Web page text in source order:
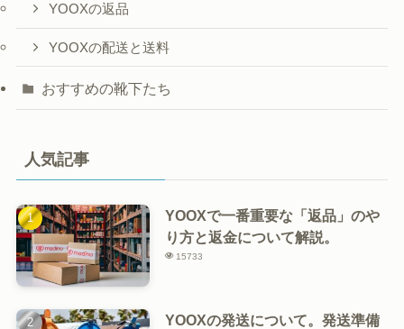
YOOXの返品
YOOXの配送と送料
おすすめの靴下たち
人気記事
YOOXで一番重要な「返品」のや
り方と返金について解説。
15733
YOOXの発送について。発送準備